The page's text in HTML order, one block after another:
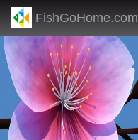
FishGoHome.com